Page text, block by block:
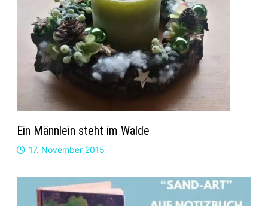
Ein Männlein steht im Walde
17. November 2015